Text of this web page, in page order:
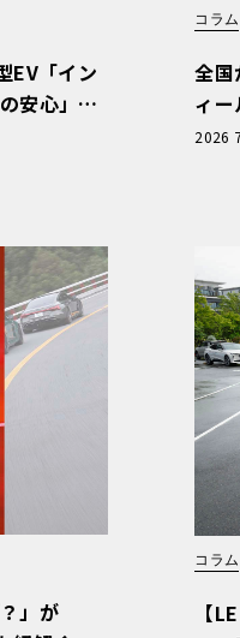
EV「イン
安心」
コラム
全国
ィ
と、
2026
」が
コラム
【